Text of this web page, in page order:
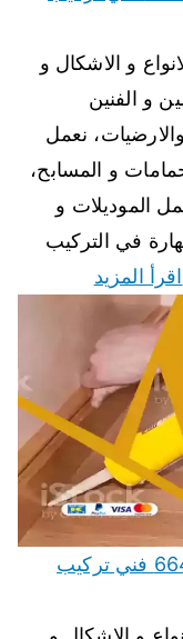
و الاشكال و
و الفنين
نعمل
و المسابح،
الموديلات و
في التركيب
اقرأ المزيد
معلم تركيب باركيه العبدلي 66447375 فني تركيب